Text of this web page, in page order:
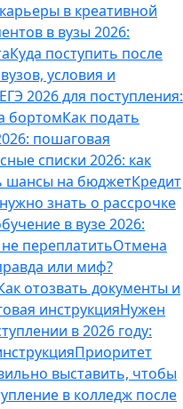
в креативной
в вузы 2026:
Куда поступить после
условия и
2026 для поступления:
бортомКак подать
пошаговая
списки 2026: как
шансы на бюджетКредит
знать о рассрочке
в вузе 2026:
переплатитьОтмена
или миф?
отозвать документы и
инструкцияНужен
в 2026 году:
Приоритет
выставить, чтобы
в колледж после